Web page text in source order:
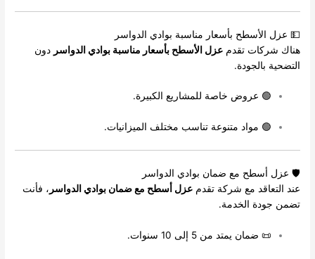
💵 عزل الأسطح بأسعار مناسبة بوادي الدواسر
هناك شركات تقدمعزل الأسطح بأسعار مناسبة بوادي الدواسر دون
التضحية بالجودة.
🟢 عروض خاصة للمشاريع الكبيرة.
🟢 مواد متنوعة تناسب مختلف الميزانيات.
🛡 عزل أسطح مع ضمان بوادي الدواسر
عند التعاقد مع شركة تقدمعزل أسطح مع ضمان بوادي الدواسر ، فأنت
تضمن جودة الخدمة.
📜 ضمان يمتد من 5 إلى 10 سنوات.